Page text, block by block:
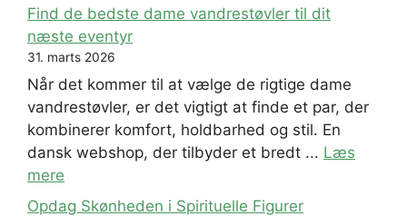
Find de bedste dame vandrestøvler til dit
næste eventyr
31. marts 2026
Når det kommer til at vælge de rigtige dame
vandrestøvler, er det vigtigt at finde et par, der
kombinerer komfort, holdbarhed og stil. En
dansk webshop, der tilbyder et bredt ... Læs
mere
Opdag Skønheden i Spirituelle Figurer